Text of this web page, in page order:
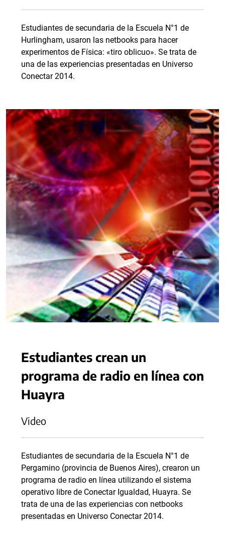
Estudiantes de secundaria de la Escuela N°1 de
Hurlingham, usaron las netbooks para hacer
experimentos de Física: «tiro oblicuo». Se trata de
una de las experiencias presentadas en Universo
Conectar 2014.
Estudiantes crean un
programa de radio en línea con
Huayra
Video
Estudiantes de secundaria de la Escuela N°1 de
Pergamino (provincia de Buenos Aires), crearon un
programa de radio en línea utilizando el sistema
operativo libre de Conectar Igualdad, Huayra. Se
trata de una de las experiencias con netbooks
presentadas en Universo Conectar 2014.